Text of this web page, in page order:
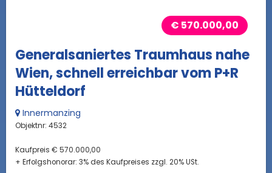
€ 570.000,00
Generalsaniertes Traumhaus nahe
Wien, schnell erreichbar vom P+R
Hütteldorf
Innermanzing
Objektnr: 4532
Kaufpreis € 570.000,00
+ Erfolgshonorar: 3% des Kaufpreises zzgl. 20% USt.